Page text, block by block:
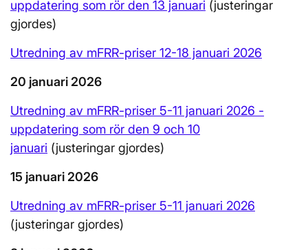
uppdatering som rör den 13 januari (justeringar
gjordes)
Utredning av mFRR-priser 12-18 januari 2026
20 januari 2026
Utredning av mFRR-priser 5-11 januari 2026 -
uppdatering som rör den 9 och 10
januari (justeringar gjordes)
15 januari 2026
Utredning av mFRR-priser 5-11 januari 2026
(justeringar gjordes)